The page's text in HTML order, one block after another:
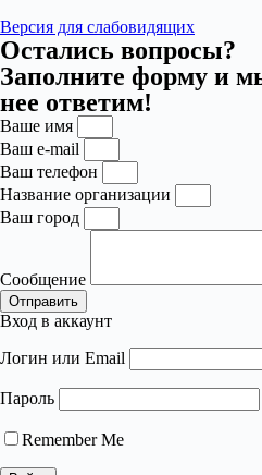
Версия для слабовидящих
Остались вопросы?
Заполните форму и
нее ответим!
Ваше имя
Ваш e-mail
Ваш телефон
Название организации
Ваш город
Сообщение
Отправить
Вход в аккаунт
Логин или Email
Пароль
Remember Me